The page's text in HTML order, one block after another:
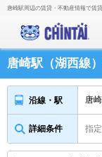
唐崎駅周辺の賃貸・不動産情報で賃
唐崎駅（湖西線
沿線・駅 唐
詳細条件 指